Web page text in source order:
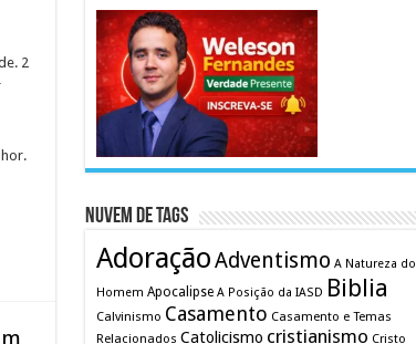
2
Nuvem de Tags
AdoraçãoAdventismo A Natureza do
Homem Apocalipse A Posição da IASD Biblia
Calvinismo Casamento Casamento e Temas
Relacionados Catolicismo cristianismo Cristo